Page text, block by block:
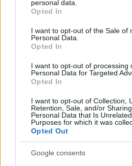
grant or deny consent to Google
use your data for below specified
consent section.
personal data.
Opted In
I want to opt-out of the Sale of
Personal Data.
Opted In
I want to opt-out of processing
Personal Data for Targeted
Opted In
I want to opt-out of Collection,
Retention, Sale, and/or
Personal Data that Is
Purposes for which it was
Opted Out
Google consents
ETRC / 2018. ÁPR. 19.
Ez történt a FIA ETRC
szezon előtti
Most már az utolsó fázisába
ETRC-re, azaz a kamion Európa-
teszt Autodrom Most pályáján
először a monstrumok. Rengeteg